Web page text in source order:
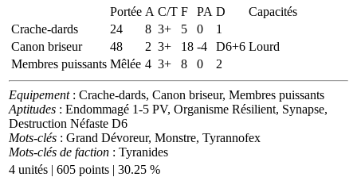
Portée A C/T F PA D
Capacités
Crache-dards
24 8 3+ 5 0
1
Canon briseur
48 2 3+ 18 -4 D6+6 Lourd
Membres puissants Mêlée 4 3+ 8 0 2
Equipement: Crache-dards, Canon briseur, Membres puissants
Aptitudes : Endommagé 1-5 PV, Organisme Résilient, Synapse,
Destruction Néfaste D6
Mots-clés : Grand Dévoreur, Monstre, Tyrannofex
Mots-clés de faction : Tyranides
4 unités | 605 points | 30.25 %